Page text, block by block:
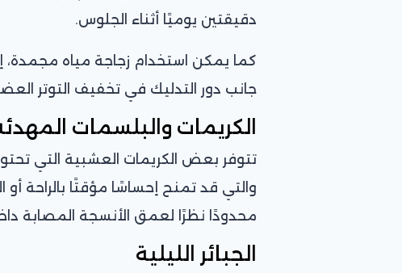
دقيقتين يوميًا أثناء الجلوس.
كما يمكن استخدام زجاجة مياه مجمدة،
جانب دور التدليك في تخفيف التوتر
الكريمات والبلسمات
تتوفر بعض الكريمات العشبية التي
والتي قد تمنح إحساسًا مؤقتًا بالراحة أو
محدودًا نظرًا لعمق الأنسجة المصابة
الجبائر الليلية